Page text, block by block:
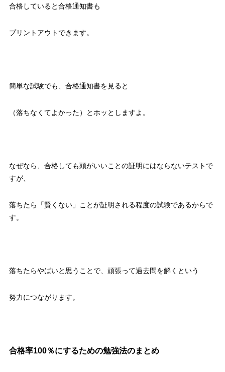
合格していると合格通知書も
プリントアウトできます。
簡単な試験でも、合格通知書を見ると
（落ちなくてよかった）とホッとしますよ。
なぜなら、合格しても頭がいいことの証明にはならないテストで
すが、
落ちたら「賢くない」ことが証明される程度の試験であるからで
す。
落ちたらやばいと思うことで、頑張って過去問を解くという
努力につながります。
合格率100％にするための勉強法のまとめ